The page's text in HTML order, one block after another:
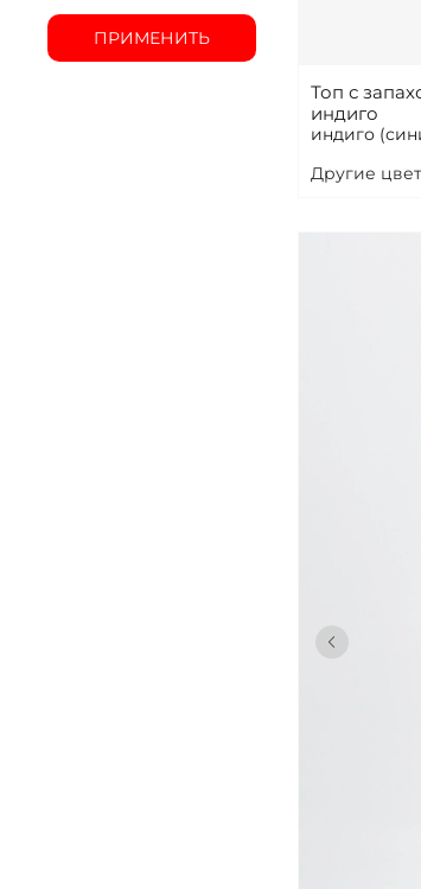
Топ с
индиго
индиго
Другие
ПРИМЕНИТЬ